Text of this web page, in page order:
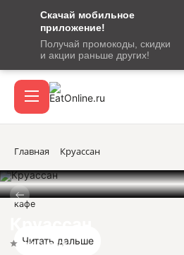
Скачай мобильное
приложение!
Получай промокоды, скидки
и акции раньше других!
сообщение
кодом
подтверждения
Акции
Главная Круассан
Нет оценок
кафе
Читать дальше